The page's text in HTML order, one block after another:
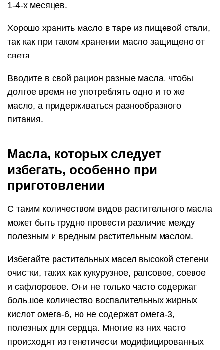
1-4-х месяцев.
Хорошо хранить масло в таре из пищевой стали,
так как при таком хранении масло защищено от
света.
Вводите в свой рацион разные масла, чтобы
долгое время не употреблять одно и то же
масло, а придерживаться разнообразного
питания.
Масла, которых следует
избегать, особенно при
приготовлении
С таким количеством видов растительного масла
может быть трудно провести различие между
полезным и вредным растительным маслом.
Избегайте растительных масел высокой степени
очистки, таких как кукурузное, рапсовое, соевое
и сафлоровое. Они не только часто содержат
большое количество воспалительных жирных
кислот омега-6, но не содержат омега-3,
полезных для сердца. Многие из них часто
происходят из генетически модифицированных